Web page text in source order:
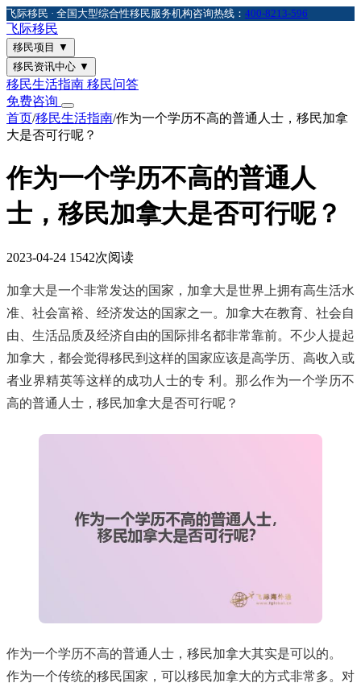
飞际移民 · 全国大型综合性移民服务机构咨询热线： 400-8213-596
飞际移民
移民项目 ▼
移民资讯中心 ▼
移民生活指南 移民问答
免费咨询
首页/移民生活指南/作为一个学历不高的普通人士，移民加拿
大是否可行呢？
作为一个学历不高的普通人
士，移民加拿大是否可行呢？
2023-04-24 1542次阅读
加拿大是一个非常发达的国家，加拿大是世界上拥有高生活水
准、社会富裕、经济发达的国家之一。加拿大在教育、社会自
由、生活品质及经济自由的国际排名都非常靠前。不少人提起
加拿大，都会觉得移民到这样的国家应该是高学历、高收入或
者业界精英等这样的成功人士的专 利。那么作为一个学历不
高的普通人士，移民加拿大是否可行呢？
作为一个学历不高的普通人士，移民加拿大其实是可以的。
作为一个传统的移民国家，可以移民加拿大的方式非常多。对